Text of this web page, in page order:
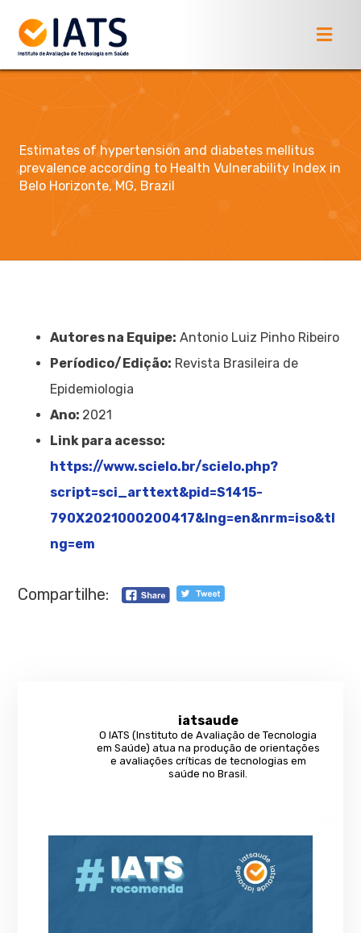
Estimates of hypertension and diabetes mellitus
prevalence according to Health Vulnerability Index in
Belo Horizonte, MG, Brazil
Autores na Equipe: Antonio Luiz Pinho Ribeiro
Períodico/Edição: Revista Brasileira de
Epidemiologia
Ano: 2021
Link para acesso:
https://www.scielo.br/scielo.php?
script=sci_arttext&pid=S1415-
790X2021000200417&lng=en&nrm=iso&tl
ng=em
Compartilhe:
iatsaude
O IATS (Instituto de Avaliação de Tecnologia
em Saúde) atua na produção de orientações
e avaliações críticas de tecnologias em
saúde no Brasil.